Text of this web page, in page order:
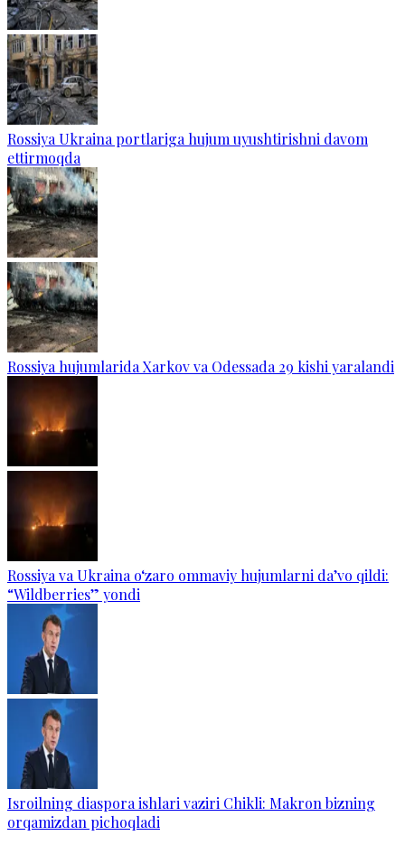
Rossiya Ukraina portlariga hujum uyushtirishni davom
ettirmoqda
Rossiya hujumlarida Xarkov va Odessada 29 kishi yaralandi
Rossiya va Ukraina o‘zaro ommaviy hujumlarni da’vo qildi:
“Wildberries” yondi
Isroilning diaspora ishlari vaziri Chikli: Makron bizning
orqamizdan pichoqladi